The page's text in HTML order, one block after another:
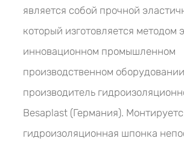
является собой прочной
который изготовляется методом
инновационном промышленном
производственном
производитель
Besaplast (Германия).
гидроизоляционная шпонка